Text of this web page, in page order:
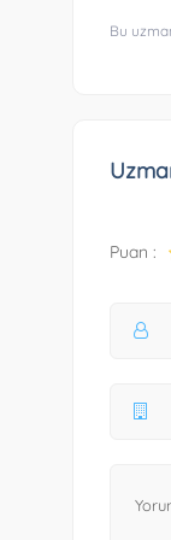
Bu
Puan :